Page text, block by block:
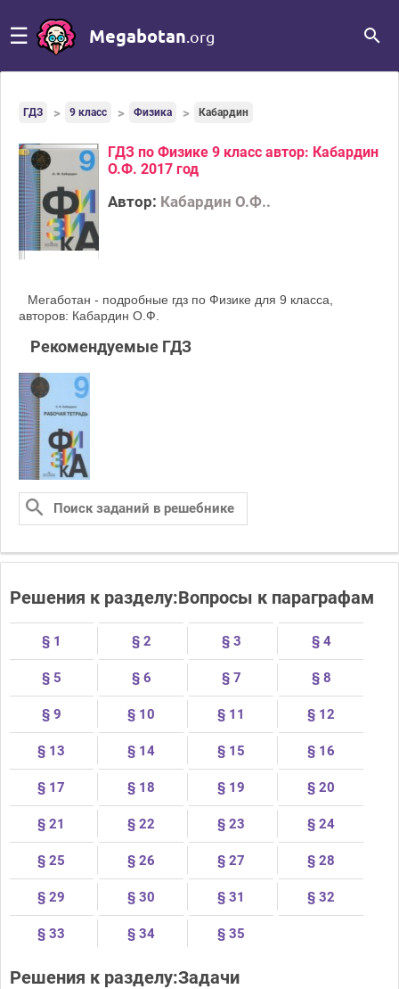
☰ Megabotan .org
ГДЗ 9 класс Физика Кабардин
ГДЗ по Физике 9 класс автор: Кабардин
О.Ф. 2017 год
Автор: Кабардин О.Ф..
Мегаботан - подробные гдз по Физике для 9 класса,
авторов: Кабардин О.Ф.
Рекомендуемые ГДЗ
Решения к разделу:Вопросы к параграфам
§ 1 § 2 § 3 § 4
§ 5 § 6 § 7 § 8
§ 9 § 10 § 11 § 12
§ 13 § 14 § 15 § 16
§ 17 § 18 § 19 § 20
§ 21 § 22 § 23 § 24
§ 25 § 26 § 27 § 28
§ 29 § 30 § 31 § 32
§ 33 § 34 § 35
Решения к разделу:Задачи